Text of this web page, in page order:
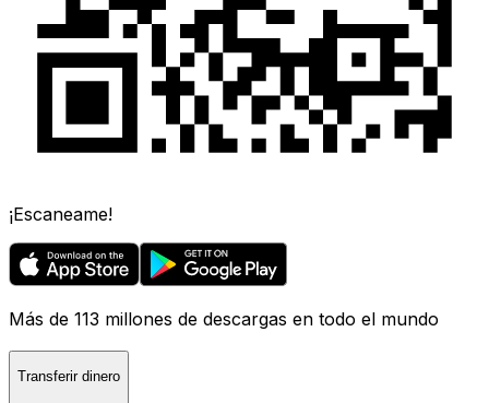
¡Escaneame!
Más de 113 millones de descargas en todo el mundo
Transferir dinero